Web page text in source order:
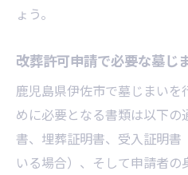
ょう。
改葬許可申請で必要な墓じ
鹿児島県伊佐市で墓じまい
めに必要となる書類は以下の
書、埋葬証明書、受入証明書
いる場合）、そして申請者